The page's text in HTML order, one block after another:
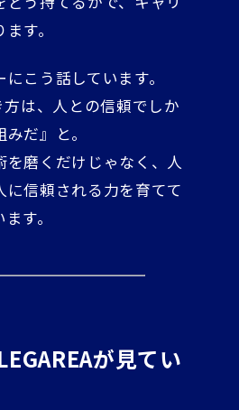
す。
こう話しています。
方は、人との信頼でしか
だ』と。
を磨くだけじゃなく、人
に信頼される力を育てて
す。
が見てい